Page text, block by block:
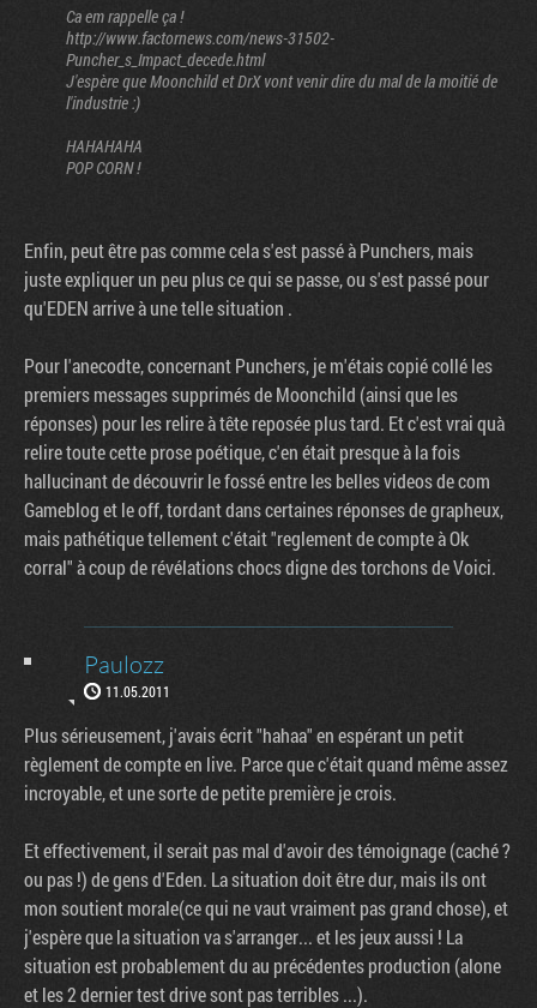
Ca em rappelle ça !
http://www.factornews.com/news-31502-
Puncher_s_Impact_decede.html
J'espère que Moonchild et DrX vont venir dire du mal de la moitié de
l'industrie :)
HAHAHAHA
POP CORN !
Enfin, peut être pas comme cela s'est passé à Punchers, mais
juste expliquer un peu plus ce qui se passe, ou s'est passé pour
qu'EDEN arrive à une telle situation .
Pour l'anecodte, concernant Punchers, je m'étais copié collé les
premiers messages supprimés de Moonchild (ainsi que les
réponses) pour les relire à tête reposée plus tard. Et c'est vrai quà
relire toute cette prose poétique, c'en était presque à la fois
hallucinant de découvrir le fossé entre les belles videos de com
Gameblog et le off, tordant dans certaines réponses de grapheux,
mais pathétique tellement c'était "reglement de compte à Ok
corral" à coup de révélations chocs digne des torchons de Voici.
Paulozz
11.05.2011
Plus sérieusement, j'avais écrit "hahaa" en espérant un petit
règlement de compte en live. Parce que c'était quand même assez
incroyable, et une sorte de petite première je crois.
Et effectivement, il serait pas mal d'avoir des témoignage (caché ?
ou pas !) de gens d'Eden. La situation doit être dur, mais ils ont
mon soutient morale(ce qui ne vaut vraiment pas grand chose), et
j'espère que la situation va s'arranger... et les jeux aussi ! La
situation est probablement du au précédentes production (alone
et les 2 dernier test drive sont pas terribles ...).